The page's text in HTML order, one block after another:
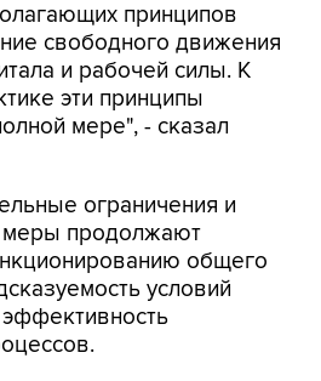
принципов
свободного движения
и рабочей силы. К
эти принципы
мере", - сказал
ограничения и
меры продолжают
общего
условий